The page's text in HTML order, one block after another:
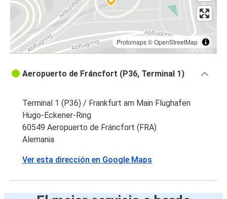
Protomaps©OpenStreetMap
Aeropuerto de Fráncfort (P36, Terminal 1)
Terminal 1 (P36) / Frankfurt am Main Flughafen
Hugo-Eckener-Ring
60549 Aeropuerto de Fráncfort (FRA)
Alemania
Ver esta dirección en Google Maps